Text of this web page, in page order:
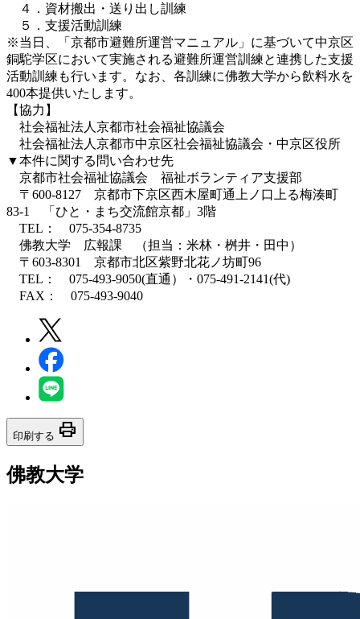
４．資材搬出・送り出し訓練
５．支援活動訓練
※当日、「京都市避難所運営マニュアル」に基づいて中京区
銅駝学区において実施される避難所運営訓練と連携した支援
活動訓練も行います。なお、各訓練に佛教大学から飲料水を
400本提供いたします。
【協力】
社会福祉法人京都市社会福祉協議会
社会福祉法人京都市中京区社会福祉協議会・中京区役所
▼本件に関する問い合わせ先
京都市社会福祉協議会 福祉ボランティア支援部
〒600-8127 京都市下京区西木屋町通上ノ口上る梅湊町
83-1 「ひと・まち交流館京都」3階
TEL： 075-354-8735
佛教大学 広報課 （担当：米林・桝井・田中）
〒603-8301 京都市北区紫野北花ノ坊町96
TEL： 075-493-9050(直通）・075-491-2141(代)
FAX： 075-493-9040
印刷する print
佛教大学